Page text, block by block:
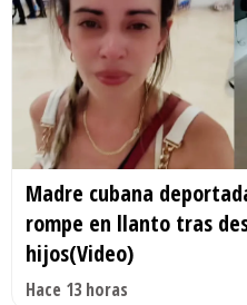
Madre cubana
rompe en llanto tras
hijos(Video)
Hace 13 horas